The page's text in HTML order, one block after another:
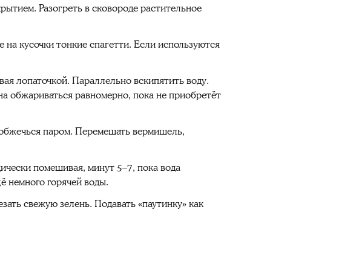
Разогреть в сковороде растительное
кусочки тонкие спагетти. Если используются
лопаточкой. Параллельно вскипятить воду.
обжариваться равномерно, пока не приобретёт
паром. Перемешать вермишель,
помешивая, минут 5–7, пока вода
немного горячей воды.
свежую зелень. Подавать «паутинку» как